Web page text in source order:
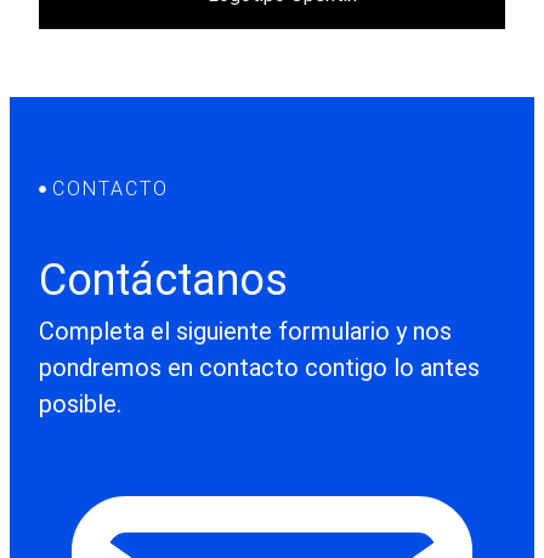
CONTACTO
Contáctanos
Completa el siguiente formulario y nos
pondremos en contacto contigo lo antes
posible.